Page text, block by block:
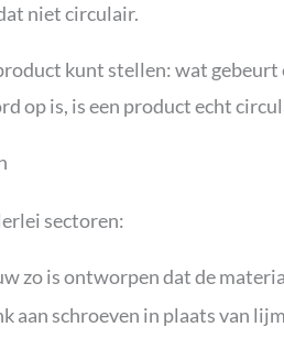
niet circulair.
kunt stellen: wat gebeurt
op is, is een product echt
sectoren:
zo is ontworpen dat de
aan schroeven in plaats van